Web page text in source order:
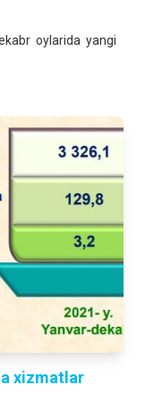
oylarida yangi
xizmatlar